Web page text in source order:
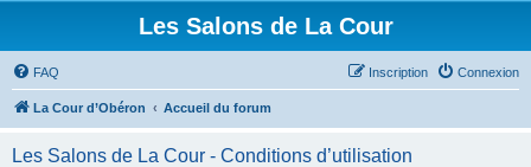
Les Salons de La Cour
FAQ Connexion
Inscription
La Cour d’Obéron Accueil du forum
Les Salons de La Cour - Conditions d’utilisation